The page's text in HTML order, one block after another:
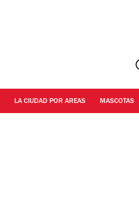
LA CIUDAD POR AREAS MASCOTAS